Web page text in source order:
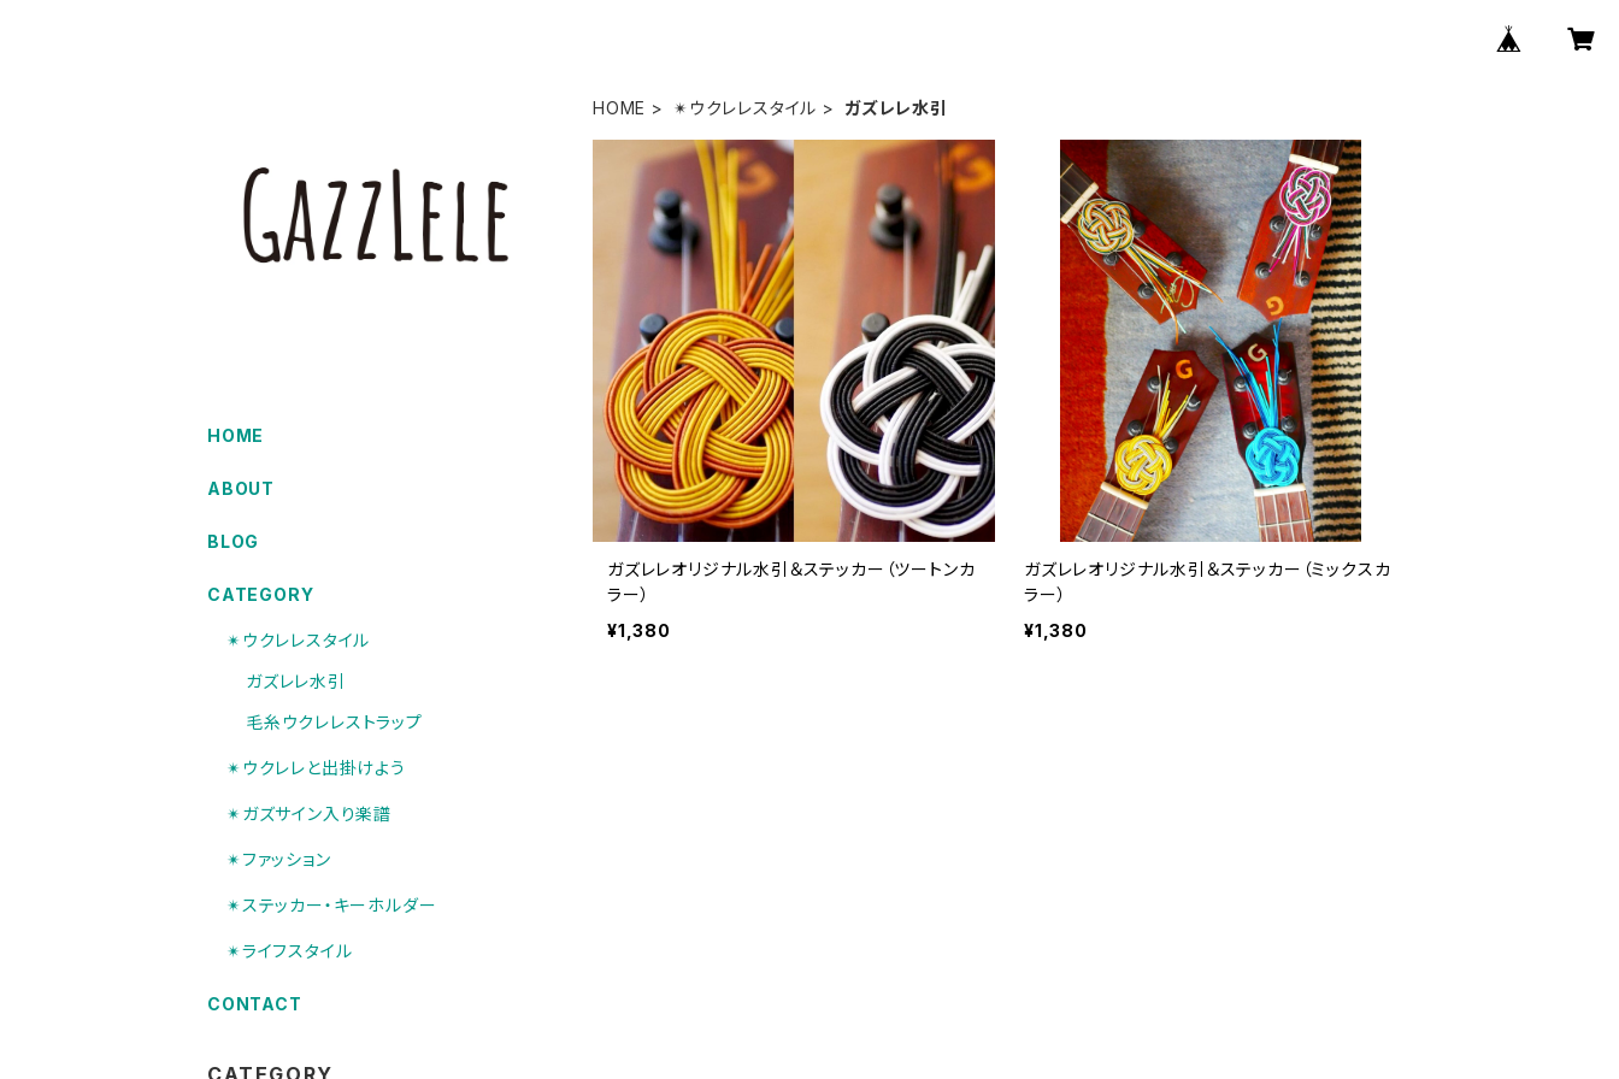
HOME ✴︎ウクレレスタイル ガズレレ水引
ガズレレオリジナル水引＆ステッカー（ツートンカ
ラー）
¥1,380
ガズレレオリジナル水引＆ステッカー（ミックスカ
ラー）
¥1,380
HOME
ABOUT
BLOG
CATEGORY
✴︎ウクレレスタイル
ガズレレ水引
毛糸ウクレレストラップ
✴︎ウクレレと出掛けよう
✴︎ガズサイン入り楽譜
✴︎ファッション
✴︎ステッカー・キーホルダー
✴︎ライフスタイル
CONTACT
CATEGORY